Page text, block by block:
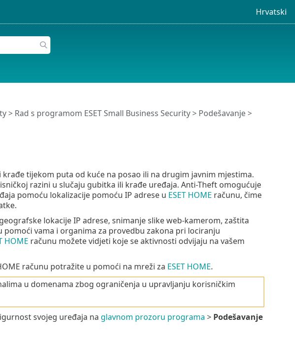
Hrvatski
> Rad s programom ESET Small Business Security> Podešavanje>
tijekom puta od kuće na posao ili na drugim javnim mjestima.
razini u slučaju gubitka ili krađe uređaja. Anti-Theft omogućuje
pomoću lokalizacije pomoću IP adrese u ESET HOME računu, čime
lokacije IP adrese, snimanje slike web-kamerom, zaštita
vama i organima za provedbu zakona pri lociranju
HOME računu možete vidjeti koje se aktivnosti odvijaju na vašem
računu potražite u pomoći na mreži za ESET HOME.
u domenama zbog ograničenja u upravljanju korisničkim
svojeg uređaja na glavnom prozoru programa > Podešavanje